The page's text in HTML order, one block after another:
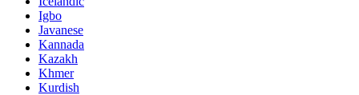
Igbo
Javanese
Kannada
Kazakh
Khmer
Kurdish